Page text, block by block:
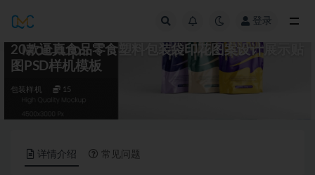
登录
20款逼真食品零食塑料包装袋印花图案设计展示贴
图PSD样机模板
包装样机 15
详情介绍 常见问题